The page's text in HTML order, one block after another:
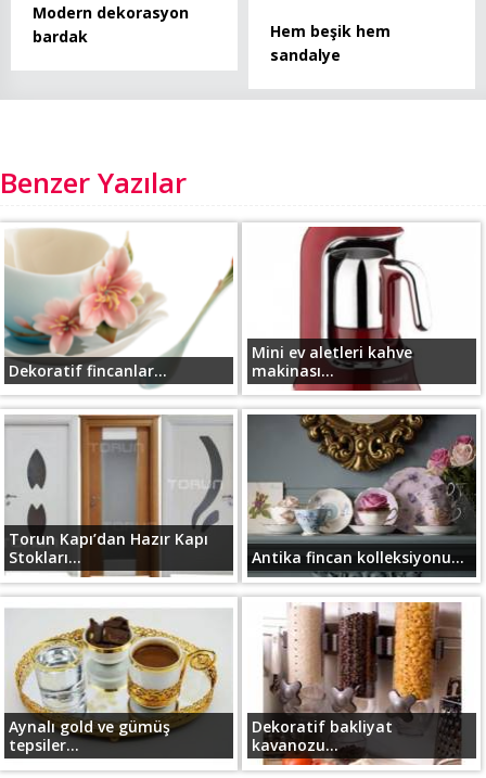
Modern dekorasyon
bardak
Hem beşik hem
sandalye
Benzer Yazılar
Dekoratif fincanlar...
Mini ev aletleri kahve
makinası...
Torun Kapı’dan Hazır Kapı
Stokları...
Antika fincan kolleksiyonu...
Aynalı gold ve gümüş
tepsiler...
Dekoratif bakliyat
kavanozu...